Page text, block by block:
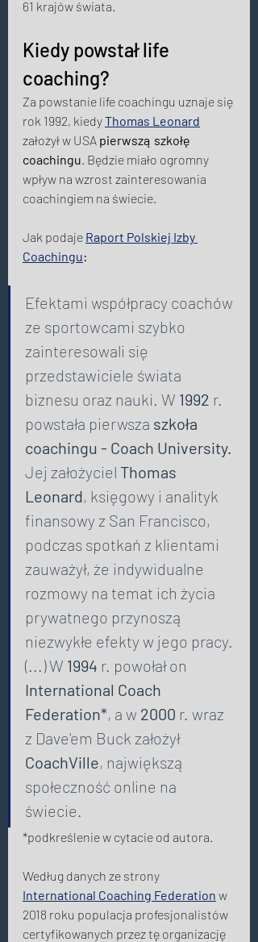
61 krajów świata.
Kiedy powstał life
coaching?
Za powstanie life coachingu uznaje się
rok 1992, kiedy Thomas Leonard
założył w USA pierwszą szkołę
coachingu . Będzie miało ogromny
wpływ na wzrost zainteresowania
coachingiem na świecie.
Jak podaje Raport Polskiej Izby
Coachingu:
Efektami współpracy coachów
ze sportowcami szybko
zainteresowali się
przedstawiciele świata
biznesu oraz nauki. W 1992 r.
powstała pierwsza szkoła
coachingu - Coach University.
Jej założyciel Thomas
Leonard, księgowy i analityk
finansowy z San Francisco,
podczas spotkań z klientami
zauważył, że indywidualne
rozmowy na temat ich życia
prywatnego przynoszą
niezwykłe efekty w jego pracy.
(...) W 1994 r. powołał on
International Coach
Federation*, a w 2000 r. wraz
z Dave'em Buck założył
CoachVille, największą
społeczność online na
świecie.
*podkreślenie w cytacie od autora.
Według danych ze strony
International Coaching Federation w
2018 roku populacja profesjonalistów
certyfikowanych przez tę organizację